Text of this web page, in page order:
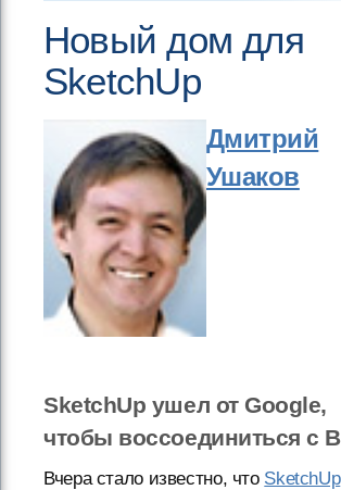
Новый дом для
SketchUp
Дмитрий
Ушаков
SketchUp ушел от Google,
чтобы воссоединиться с
Вчера стало известно, что SketchUp